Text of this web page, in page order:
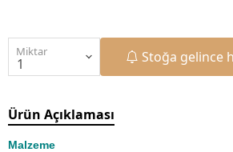
Miktar Stoğa gelince
Ürün Açıklaması
Malzeme